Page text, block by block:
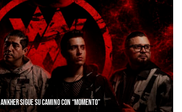
ANKHER SIGUE SU CAMINO CON “MOMENTO”